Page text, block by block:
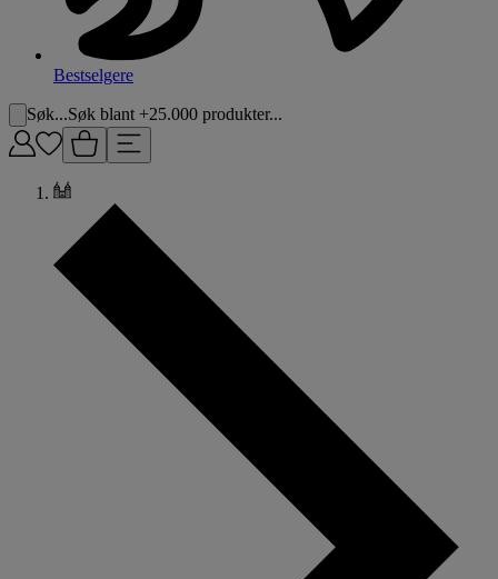
Bestselgere
Søk...Søk blant +25.000 produkter...